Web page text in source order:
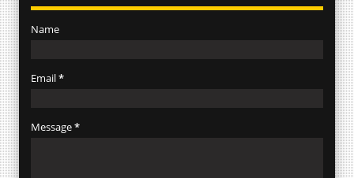
Name
Email*
Message*